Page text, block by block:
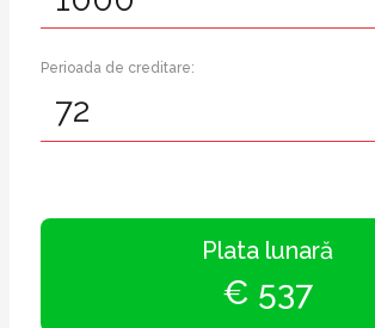
Perioada de creditare:
Plata lunară
€ 537